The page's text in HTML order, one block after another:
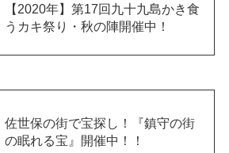
【2020年】第17回九十九島かき食
うカキ祭り・秋の陣開催中！
佐世保の街で宝探し！『鎮守の街
の眠れる宝』開催中！！